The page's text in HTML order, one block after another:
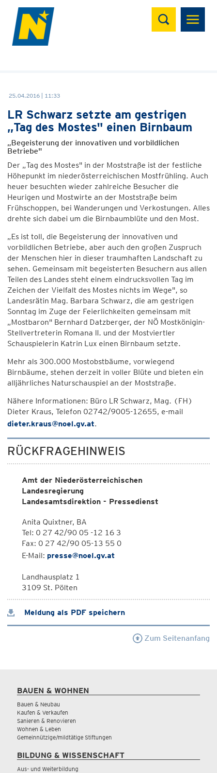
Suchen
25.04.2016 | 11:33
LR Schwarz setzte am gestrigen
„Tag des Mostes" einen Birnbaum
„Begeisterung der innovativen und vorbildlichen
Betriebe"
Der „Tag des Mostes" in der Moststraße ist der festliche
Höhepunkt im niederösterreichischen Mostfrühling. Auch
heuer besuchten wieder zahlreiche Besucher die
Heurigen und Mostwirte an der Moststraße beim
Frühschoppen, bei Wanderungen und Verkostungen. Alles
drehte sich dabei um die Birnbaumblüte und den Most.
„Es ist toll, die Begeisterung der innovativen und
vorbildlichen Betriebe, aber auch den großen Zuspruch
der Menschen hier in dieser traumhaften Landschaft zu
sehen. Gemeinsam mit begeisterten Besuchern aus allen
Teilen des Landes steht einem eindrucksvollen Tag im
Zeichen der Vielfalt des Mostes nichts im Wege", so
Landesrätin Mag. Barbara Schwarz, die am gestrigen
Sonntag im Zuge der Feierlichkeiten gemeinsam mit
„Mostbaron" Bernhard Datzberger, der NÖ Mostkönigin-
Stellvertreterin Romana II. und der Mostviertler
Schauspielerin Katrin Lux einen Birnbaum setzte.
Mehr als 300.000 Mostobstbäume, vorwiegend
Birnbäume, stehen derzeit in voller Blüte und bieten ein
alljährliches Naturschauspiel an der Moststraße.
Nähere Informationen: Büro LR Schwarz, Mag. (FH)
Dieter Kraus, Telefon 02742/9005-12655, e-mail
dieter.kraus@noel.gv.at.
RÜCKFRAGEHINWEIS
Amt der Niederösterreichischen
Landesregierung
Landesamtsdirektion - Pressedienst
Anita Quixtner, BA
Tel: 0 27 42/90 05 -12 16 3
Fax: 0 27 42/90 05-13 55 0
E-Mail: presse@noel.gv.at
Landhausplatz 1
3109 St. Pölten
Meldung als PDF speichern
Zum Seitenanfang
BAUEN & WOHNEN
Bauen & Neubau
Kaufen & Verkaufen
Sanieren & Renovieren
Wohnen & Leben
Gemeinnützige/mildtätige Stiftungen
BILDUNG & WISSENSCHAFT
Aus- und Weiterbildung